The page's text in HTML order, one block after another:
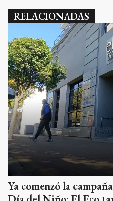
RELACIONADAS
Ya comenzó la